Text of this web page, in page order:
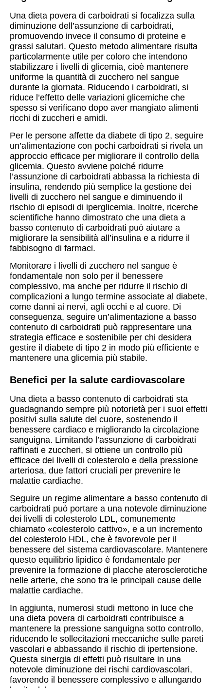
Una dieta povera di carboidrati si focalizza sulla
diminuzione dell’assunzione di carboidrati,
promuovendo invece il consumo di proteine e
grassi salutari. Questo metodo alimentare risulta
particolarmente utile per coloro che intendono
stabilizzare i livelli di glicemia, cioè mantenere
uniforme la quantità di zucchero nel sangue
durante la giornata. Riducendo i carboidrati, si
riduce l’effetto delle variazioni glicemiche che
spesso si verificano dopo aver mangiato alimenti
ricchi di zuccheri e amidi.
Per le persone affette da diabete di tipo 2, seguire
un’alimentazione con pochi carboidrati si rivela un
approccio efficace per migliorare il controllo della
glicemia. Questo avviene poiché ridurre
l’assunzione di carboidrati abbassa la richiesta di
insulina, rendendo più semplice la gestione dei
livelli di zucchero nel sangue e diminuendo il
rischio di episodi di iperglicemia. Inoltre, ricerche
scientifiche hanno dimostrato che una dieta a
basso contenuto di carboidrati può aiutare a
migliorare la sensibilità all’insulina e a ridurre il
fabbisogno di farmaci.
Monitorare i livelli di zucchero nel sangue è
fondamentale non solo per il benessere
complessivo, ma anche per ridurre il rischio di
complicazioni a lungo termine associate al diabete,
come danni ai nervi, agli occhi e al cuore. Di
conseguenza, seguire un’alimentazione a basso
contenuto di carboidrati può rappresentare una
strategia efficace e sostenibile per chi desidera
gestire il diabete di tipo 2 in modo più efficiente e
mantenere una glicemia più stabile.
Benefici per la salute cardiovascolare
Una dieta a basso contenuto di carboidrati sta
guadagnando sempre più notorietà per i suoi effetti
positivi sulla salute del cuore, sostenendo il
benessere cardiaco e migliorando la circolazione
sanguigna. Limitando l’assunzione di carboidrati
raffinati e zuccheri, si ottiene un controllo più
efficace dei livelli di colesterolo e della pressione
arteriosa, due fattori cruciali per prevenire le
malattie cardiache.
Seguire un regime alimentare a basso contenuto di
carboidrati può portare a una notevole diminuzione
dei livelli di colesterolo LDL, comunemente
chiamato «colesterolo cattivo», e a un incremento
del colesterolo HDL, che è favorevole per il
benessere del sistema cardiovascolare. Mantenere
questo equilibrio lipidico è fondamentale per
prevenire la formazione di placche aterosclerotiche
nelle arterie, che sono tra le principali cause delle
malattie cardiache.
In aggiunta, numerosi studi mettono in luce che
una dieta povera di carboidrati contribuisce a
mantenere la pressione sanguigna sotto controllo,
riducendo le sollecitazioni meccaniche sulle pareti
vascolari e abbassando il rischio di ipertensione.
Questa sinergia di effetti può risultare in una
notevole diminuzione dei rischi cardiovascolari,
favorendo il benessere complessivo e allungando